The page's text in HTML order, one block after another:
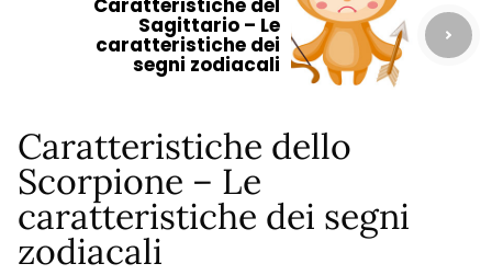
Caratteristiche del
Sagittario – Le
caratteristiche dei
segni zodiacali
Caratteristiche dello
Scorpione – Le
caratteristiche dei segni
zodiacali